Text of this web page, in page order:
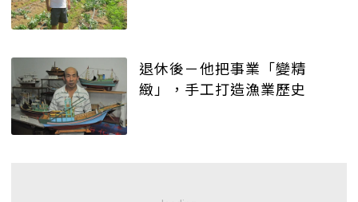
退休後－他把事業「變精
緻」，手工打造漁業歷史